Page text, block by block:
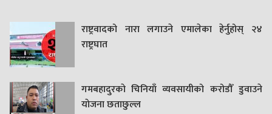
राष्ट्रवादको नारा लगाउने एमालेका हेर्नुहोस् २४
राष्ट्रघात
गमबहादुरकाे चिनियाँ व्यवसायीको करोडौँ डुवाउने
याेजना छताछुल्ल